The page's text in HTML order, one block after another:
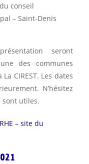
conseil
– Saint-Denis
seront
des communes
CIREST. Les dates
N’hésitez
sont utiles.
– site du